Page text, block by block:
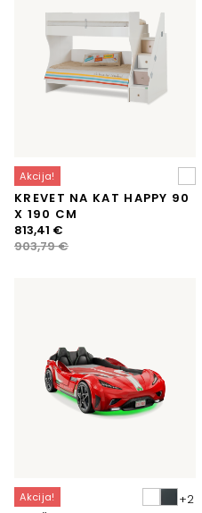
Akcija!
KREVET NA KAT HAPPY 90
X 190 CM
903,79€
Izvorna
cijena
813,41 €
Trenutna
cijena
Akcija!